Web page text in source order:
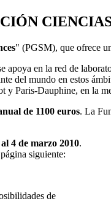
" (PGSM), que ofrece
apoya en la red de
del mundo en estos
Paris-Dauphine, en la
de 1100 euros. La
4 de marzo 2010.
siguiente:
de